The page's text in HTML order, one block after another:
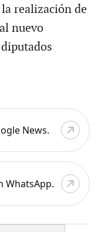
realización de
nuevo
News.
WhatsApp.